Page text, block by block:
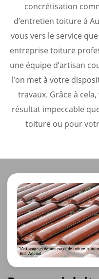
concrétisation
d’entretien toiture à
vous vers le service
entreprise toiture
une équipe d’artisan
l’on met à votre
travaux. Grâce à
résultat impeccable
toiture ou pour